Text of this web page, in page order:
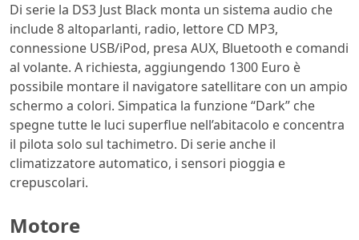
Di serie la DS3 Just Black monta un sistema audio che
include 8 altoparlanti, radio, lettore CD MP3,
connessione USB/iPod, presa AUX, Bluetooth e comandi
al volante. A richiesta, aggiungendo 1300 Euro è
possibile montare il navigatore satellitare con un ampio
schermo a colori. Simpatica la funzione “Dark” che
spegne tutte le luci superflue nell’abitacolo e concentra
il pilota solo sul tachimetro. Di serie anche il
climatizzatore automatico, i sensori pioggia e
crepuscolari.
Motore